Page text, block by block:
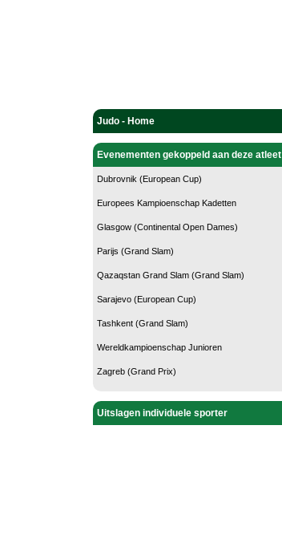
Judo - Home
Evenementen gekoppeld aan deze atleet
Dubrovnik (European Cup)
Europees Kampioenschap Kadetten
Glasgow (Continental Open Dames)
Parijs (Grand Slam)
Qazaqstan Grand Slam (Grand Slam)
Sarajevo (European Cup)
Tashkent (Grand Slam)
Wereldkampioenschap Junioren
Zagreb (Grand Prix)
Uitslagen individuele sporter